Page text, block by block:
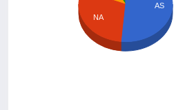
NA
AS